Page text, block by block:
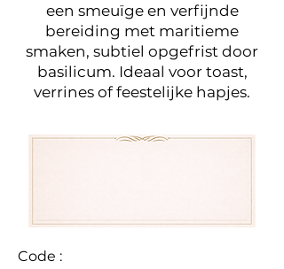
een smeuïge en verfijnde
bereiding met maritieme
smaken, subtiel opgefrist door
basilicum. Ideaal voor toast,
verrines of feestelijke hapjes.
Code :